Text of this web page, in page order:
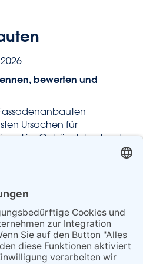
bewerten und
Ursachen für
im Gebäudebestand.
Bauteile wie Balkone,
Korrosion entsteht nicht
eines langfristigen
die Ursachen häufig
Schadensbild.